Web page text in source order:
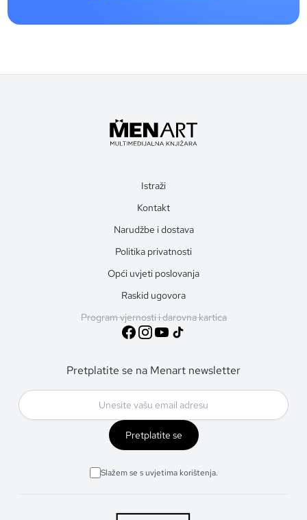
Istraži
Kontakt
Narudžbe i dostava
Politika privatnosti
Opći uvjeti poslovanja
Raskid ugovora
Program vjernosti i darovna kartica
Pretplatite se na Menart newsletter
Pretplatite se
Slažem se s uvjetima korištenja.